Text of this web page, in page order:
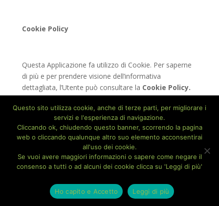
Cookie Policy
Questa Applicazione fa utilizzo di Cookie. Per saperne
di più e per prendere visione dell’informativa
dettagliata, l’Utente può consultare la Cookie Policy.
Ulteriori informazioni sul trattamento
Difesa in giudizio
parte del Titolare in giudizio o nelle fasi preparatorie
alla sua eventuale instaurazione per la difesa da abusi
Questo sito utilizza cookie, anche di terze parti, per migliorare i
servizi e l'esperienza di navigazione.
Cliccando ok, chiudendo questo banner, scorrendo la pagina
web o cliccando qualunque altro suo elemento acconsentirai
all'uso dei cookie.
Se vuoi avere maggiori informazioni o sapere come negare il
consenso a tutti o ad alcuni dei cookie clicca su 'Leggi di più'
Ho capito e Accetto Leggi di più